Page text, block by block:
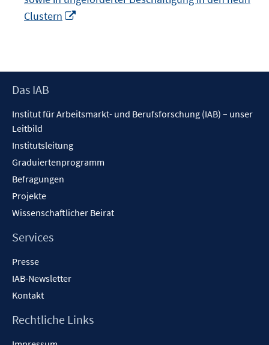
Clustern
Footer
Das IAB
Institut für Arbeitsmarkt- und Berufsforschung (IAB) – unser
Leitbild
Institutsleitung
Graduiertenprogramm
Befragungen
Projekte
Wissenschaftlicher Beirat
Services
Presse
IAB-Newsletter
Kontakt
Rechtliche Links